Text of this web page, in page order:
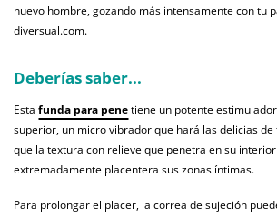
nuevo hombre, gozando más intensamente con tu
diversual.com.
Deberías saber...
Esta funda para penetiene un potente
superior, un micro vibrador que hará las delicias
que la textura con relieve que penetra en su
extremadamente placentera sus zonas íntimas.
Para prolongar el placer, la correa de sujeción